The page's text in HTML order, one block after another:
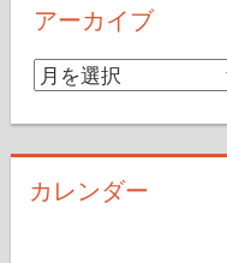
アーカイブ
ア
イ
カレンダー